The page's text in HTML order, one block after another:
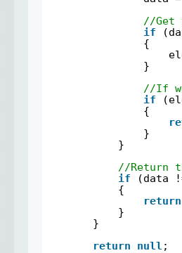
//Get
if
{
}
//If
if
{
}
}
//Return
if
(data
{
return
}
}
return
null ;